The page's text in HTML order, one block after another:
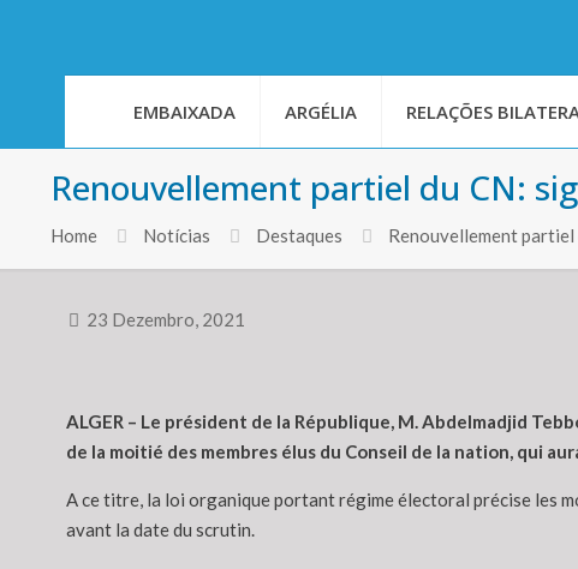
EMBAIXADA ARGÉLIA RELAÇÕES
Renouvellement partiel du CN:
Home Notícias Destaques Renouvellement
23 Dezembro, 2021
ALGER – Le président de la République, M. Abdelmadjid
de la moitié des membres élus du Conseil de la nation, qui
A ce titre, la loi organique portant régime électoral précise les
avant la date du scrutin.